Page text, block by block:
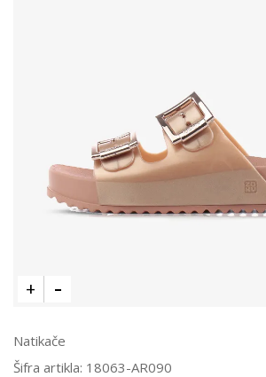
Natikače
Šifra artikla: 18063-AR090